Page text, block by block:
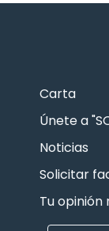
Carta
Únete a
Noticias
Solicitar
Tu